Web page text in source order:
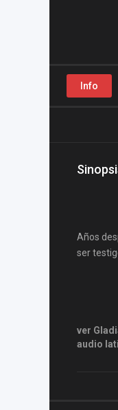
Info
Años
ser
ver
audio